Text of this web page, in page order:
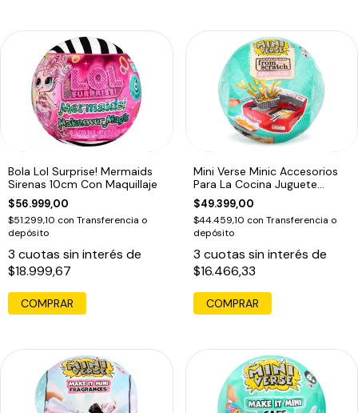
Bola Lol Surprise! Mermaids
Sirenas 10cm Con Maquillaje
$56.999,00
$51.299,10 con Transferencia o
depósito
3 cuotas sin interés de
$18.999,67
Mini Verse Minic Accesorios
Para La Cocina Juguete
Sorpresa
$49.399,00
$44.459,10 con Transferencia o
depósito
3 cuotas sin interés de
$16.466,33